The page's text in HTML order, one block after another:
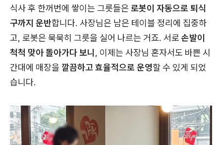
식사 후 한꺼번에 쌓이는 그릇들은 로봇이 자동으로 퇴식
구까지 운반합니다. 사장님은 남은 테이블 정리에 집중하
고, 로봇은 묵묵히 그릇을 실어 나르는 거죠. 서로손발이
척척 맞아 돌아가다 보니, 이제는 사장님 혼자서도 바쁜 시
간대에 매장을 깔끔하고 효율적으로 운영할 수 있게 되었
습니다.